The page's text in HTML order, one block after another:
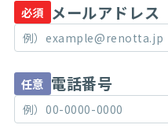
必須 メールアドレス
任意 電話番号